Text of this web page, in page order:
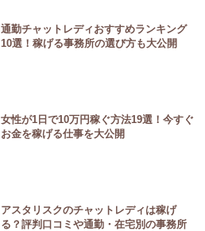
通勤チャットレディおすすめランキング
10選！稼げる事務所の選び方も大公開
女性が1日で10万円稼ぐ方法19選！今すぐ
お金を稼げる仕事を大公開
アスタリスクのチャットレディは稼げ
る？評判口コミや通勤・在宅別の事務所